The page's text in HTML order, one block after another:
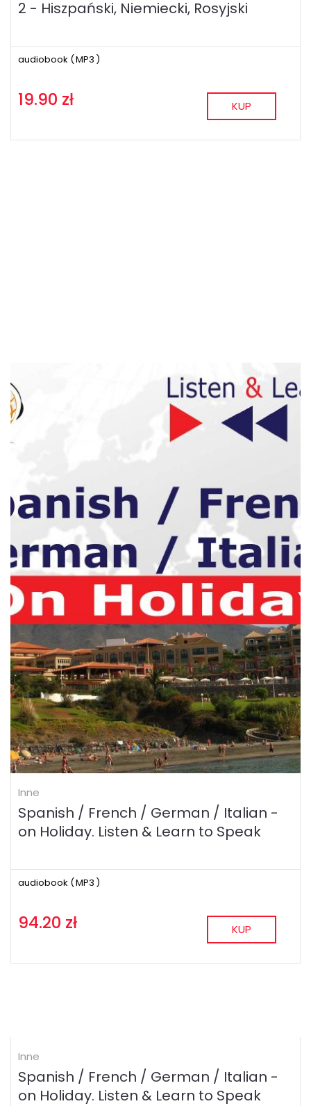
2 - Hiszpański, Niemiecki, Rosyjski
audiobook (MP3 )
19.90 zł KUP
Inne
Spanish / French / German / Italian -
on Holiday. Listen & Learn to Speak
audiobook (MP3 )
94.20 zł KUP
Inne
Spanish / French / German / Italian -
on Holiday. Listen & Learn to Speak